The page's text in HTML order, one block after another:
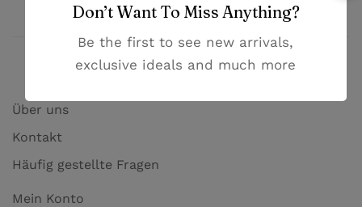
Bezahlung mit PayPal und Kreditkarten
Über uns
Kontakt
Häufig gestellte Fragen
Mein Konto
Don’t Want To Miss Anything?
Be the first to see new arrivals,
exclusive ideals and much more